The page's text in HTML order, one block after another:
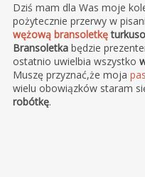
Dziś mam dla Was moje
pożytecznie przerwy w
wężową bransoletkę
Bransoletkabędzie
ostatnio uwielbia wszystko
Muszę przyznać,że moja
wielu obowiązków staram
robótkę.